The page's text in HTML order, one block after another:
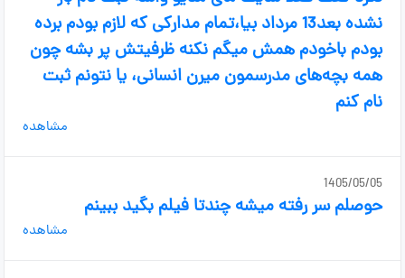
نشده بعد13 مرداد بیا،تمام مدارکی که لازم بودم برده
بودم باخودم همش میگم نکنه ظرفیتش پر بشه چون
همه بچه‌های مدرسمون میرن انسانی، یا نتونم ثبت
نام کنم
مشاهده
1405/05/05
حوصلم سر رفته میشه چندتا فیلم بگید ببینم
مشاهده